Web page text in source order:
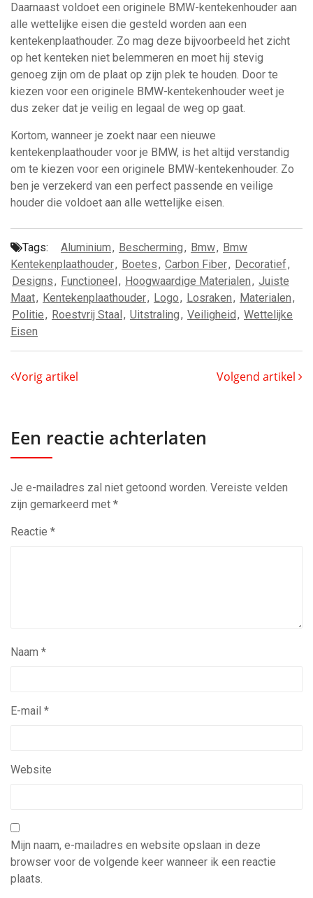
Daarnaast voldoet een originele BMW-kentekenhouder aan
alle wettelijke eisen die gesteld worden aan een
kentekenplaathouder. Zo mag deze bijvoorbeeld het zicht
op het kenteken niet belemmeren en moet hij stevig
genoeg zijn om de plaat op zijn plek te houden. Door te
kiezen voor een originele BMW-kentekenhouder weet je
dus zeker dat je veilig en legaal de weg op gaat.
Kortom, wanneer je zoekt naar een nieuwe
kentekenplaathouder voor je BMW, is het altijd verstandig
om te kiezen voor een originele BMW-kentekenhouder. Zo
ben je verzekerd van een perfect passende en veilige
houder die voldoet aan alle wettelijke eisen.
Tags: Aluminium, Bescherming, Bmw, Bmw
Kentekenplaathouder, Boetes, Carbon Fiber, Decoratief,
Designs, Functioneel, Hoogwaardige Materialen, Juiste
Maat, Kentekenplaathouder, Logo, Losraken, Materialen,
Politie, Roestvrij Staal, Uitstraling, Veiligheid, Wettelijke
Eisen
Vorig artikel Volgend artikel
Een reactie achterlaten
Je e-mailadres zal niet getoond worden. Vereiste velden
zijn gemarkeerd met *
Reactie *
Naam *
E-mail *
Website
Mijn naam, e-mailadres en website opslaan in deze
browser voor de volgende keer wanneer ik een reactie
plaats.